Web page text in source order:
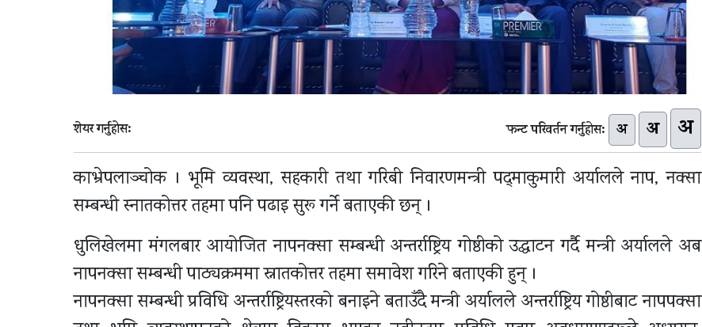
शेयर गर्नुहोस: फन्ट परिवर्तन गर्नुहोस: अ अ अ
काभ्रेपलाञ्चोक । भूमि व्यवस्था, सहकारी तथा गरिबी निवारणमन्त्री पद्‍माकुमारी अर्यालले नाप, नक्सा
सम्बन्धी स्‍नातकोत्तर तहमा पनि पढाइ सुरू गर्ने बताएकी छन् ।
धुलिखेलमा मंगलबार आयोजित नापनक्सा सम्बन्धी अन्तर्राष्ट्रिय गोष्ठीको उद्घाटन गर्दै मन्त्री अर्यालले अब
नापनक्सा सम्बन्धी पाठ्यक्रममा स्नातकोत्तर तहमा समावेश गरिने बताएकी हुन् ।
नापनक्सा सम्बन्धी प्रविधि अन्तर्राष्ट्रियस्तरको बनाइने बताउँदै मन्त्री अर्यालले अन्तर्राष्ट्रिय गोष्ठीबाट नापपक्सा